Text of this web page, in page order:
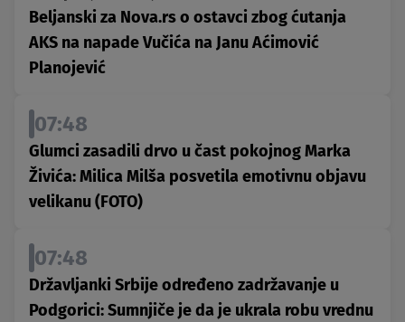
Beljanski za Nova.rs o ostavci zbog ćutanja
AKS na napade Vučića na Janu Aćimović
Planojević
07:48
Glumci zasadili drvo u čast pokojnog Marka
Živića: Milica Milša posvetila emotivnu objavu
velikanu (FOTO)
07:48
Državljanki Srbije određeno zadržavanje u
Podgorici: Sumnjiče je da je ukrala robu vrednu